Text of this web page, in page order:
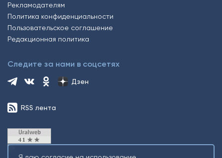
Рекламодателям
Политика конфиденциальности
Пользовательское соглашение
Редакционная политика
Следите за нами в соцсетях
Дзен
RSS лента